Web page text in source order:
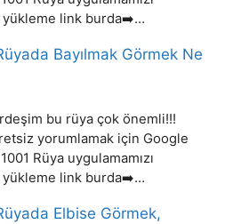
yükleme link burda➡️…
Bayılmak Görmek Ne
bu rüya çok önemli!!!
yorumlamak için Google
Rüya uygulamamızı
yükleme link burda➡️…
Elbise Görmek,